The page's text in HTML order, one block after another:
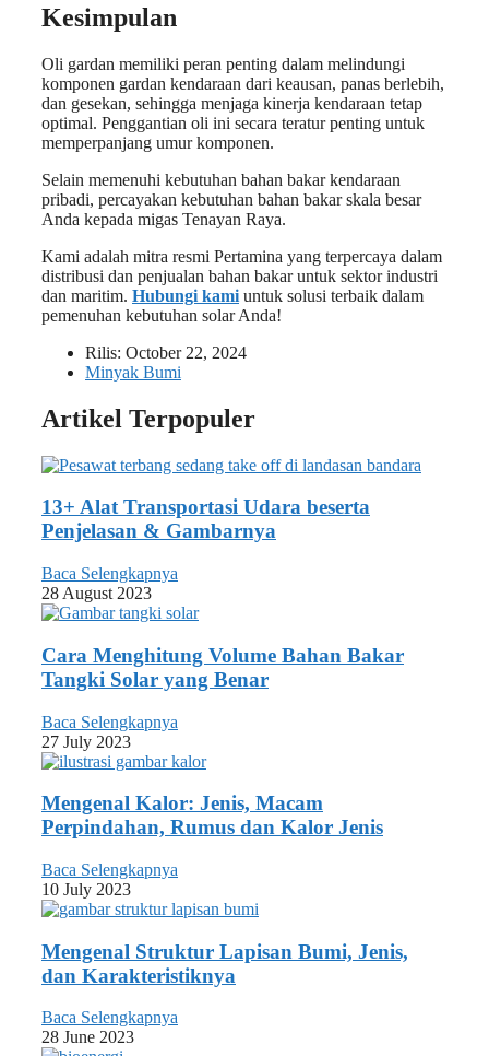
Kesimpulan
Oli gardan memiliki peran penting dalam melindungi
komponen gardan kendaraan dari keausan, panas berlebih,
dan gesekan, sehingga menjaga kinerja kendaraan tetap
optimal. Penggantian oli ini secara teratur penting untuk
memperpanjang umur komponen.
Selain memenuhi kebutuhan bahan bakar kendaraan
pribadi, percayakan kebutuhan bahan bakar skala besar
Anda kepada migas Tenayan Raya.
Kami adalah mitra resmi Pertamina yang terpercaya dalam
distribusi dan penjualan bahan bakar untuk sektor industri
dan maritim. Hubungi kami untuk solusi terbaik dalam
pemenuhan kebutuhan solar Anda!
Rilis: October 22, 2024
Minyak Bumi
Artikel Terpopuler
13+ Alat Transportasi Udara beserta
Penjelasan & Gambarnya
Baca Selengkapnya
28 August 2023
Cara Menghitung Volume Bahan Bakar
Tangki Solar yang Benar
Baca Selengkapnya
27 July 2023
Mengenal Kalor: Jenis, Macam
Perpindahan, Rumus dan Kalor Jenis
Baca Selengkapnya
10 July 2023
Mengenal Struktur Lapisan Bumi, Jenis,
dan Karakteristiknya
Baca Selengkapnya
28 June 2023